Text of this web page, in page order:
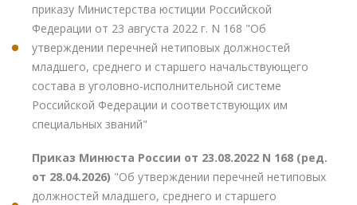
приказу Министерства юстиции Российской
Федерации от 23 августа 2022 г. N 168 "Об
утверждении перечней нетиповых должностей
младшего, среднего и старшего начальствующего
состава в уголовно-исполнительной системе
Российской Федерации и соответствующих им
специальных званий"
Приказ Минюста России от 23.08.2022 N 168 (ред.
от 28.04.2026) "Об утверждении перечней нетиповых
должностей младшего, среднего и старшего